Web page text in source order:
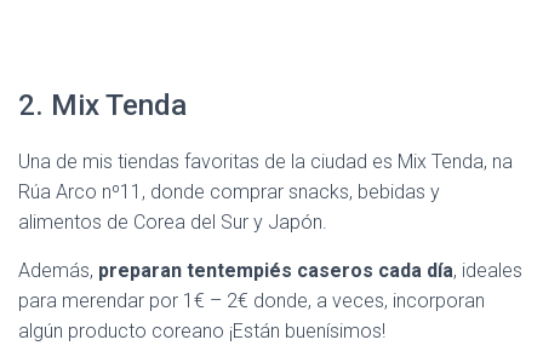
2. Mix Tenda
Una de mis tiendas favoritas de la ciudad es Mix Tenda, na
Rúa Arco nº11, donde comprar snacks, bebidas y
alimentos de Corea del Sur y Japón.
Además, preparan tentempiés caseros cada día, ideales
para merendar por 1€ – 2€ donde, a veces, incorporan
algún producto coreano ¡Están buenísimos!